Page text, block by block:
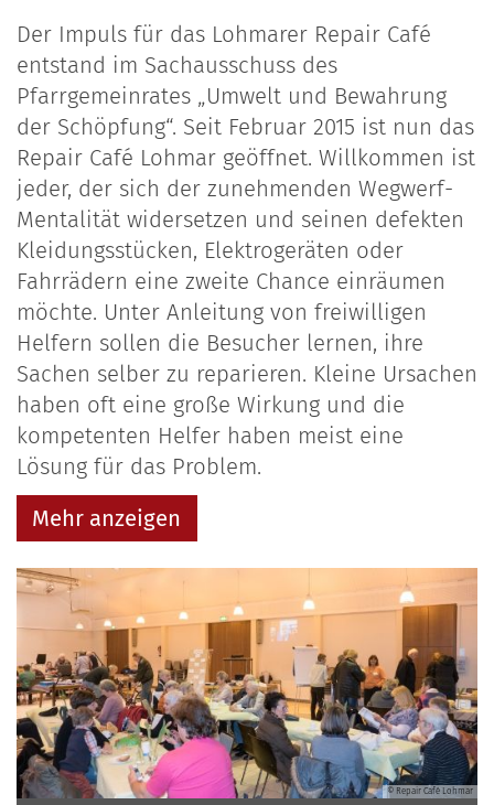
Der Impuls für das Lohmarer Repair Café
entstand im Sachausschuss des
Pfarrgemeinrates „Umwelt und Bewahrung
der Schöpfung“. Seit Februar 2015 ist nun das
Repair Café Lohmar geöffnet. Willkommen ist
jeder, der sich der zunehmenden Wegwerf-
Mentalität widersetzen und seinen defekten
Kleidungsstücken, Elektrogeräten oder
Fahrrädern eine zweite Chance einräumen
möchte. Unter Anleitung von freiwilligen
Helfern sollen die Besucher lernen, ihre
Sachen selber zu reparieren. Kleine Ursachen
haben oft eine große Wirkung und die
kompetenten Helfer haben meist eine
Lösung für das Problem.
Mehr anzeigen
© Repair Café Lohmar